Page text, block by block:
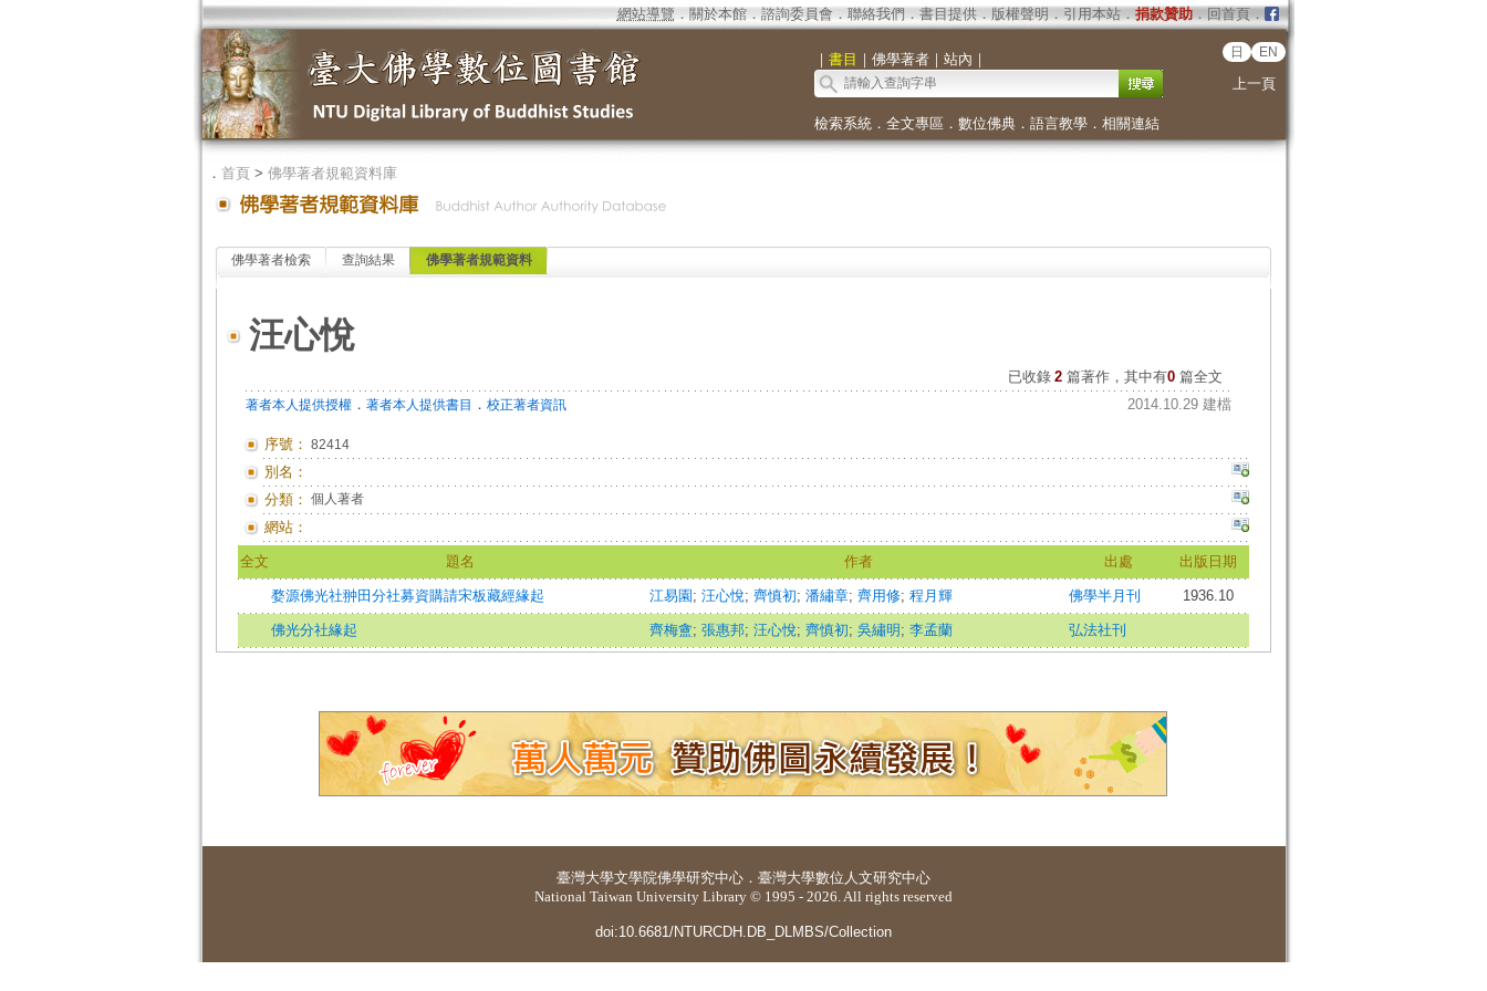
網站導覽 ． 關於本館． 諮詢委員會． 聯絡我們 ． 書目提供． 版權聲明 ． 引用本站． 捐款贊助．回首頁．
｜ 書目 ｜ 佛學著者｜ 站內 ｜ 日 EN
上一頁
檢索系統． 全文專區 ． 數位佛典． 語言教學． 相關連結
． 首頁> 佛學著者規範資料庫
佛學著者檢索 查詢結果 佛學著者規範資料
汪心悅
已收錄 2 篇著作，其中有0篇全文
著者本人提供授權． 著者本人提供書目 ． 校正著者資訊 2014.10.29 建檔
序號： 82414
別名：
分類： 個人著者
網站：
全文 題名 作者 出處 出版日期
婺源佛光社翀田分社募資購請宋板藏經緣起 江易園 ; 汪心悅; 齊慎初; 潘繡章; 齊用修; 程月輝 佛學半月刊 1936.10
佛光分社緣起 齊梅盦; 張惠邦; 汪心悅; 齊慎初; 吳繡明 ; 李孟蘭 弘法社刊
臺灣大學文學院佛學研究中心 ． 臺灣大學數位人文研究中心
National Taiwan University Library © 1995 - 2026. All rights reserved
doi:10.6681/NTURCDH.DB_DLMBS/Collection